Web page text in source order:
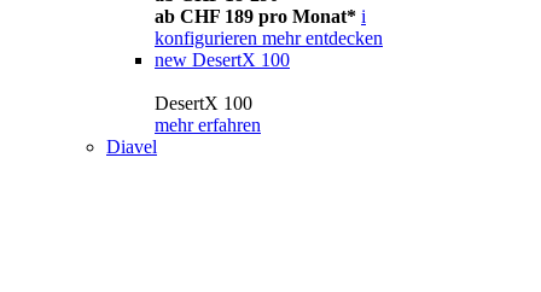
ab CHF 189 pro Monat* i
konfigurieren mehr entdecken
new DesertX 100
DesertX 100
mehr erfahren
Diavel